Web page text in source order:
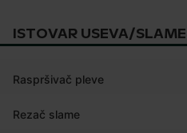
ISTOVAR USEVA/SLAME
Raspršivač pleve
Rezač slame